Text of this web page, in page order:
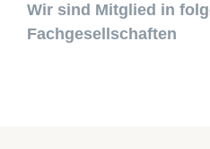
Wir sind Mitglied in
Fachgesellschaften